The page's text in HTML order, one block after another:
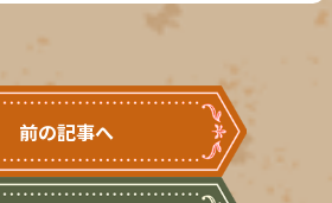
前の記事へ